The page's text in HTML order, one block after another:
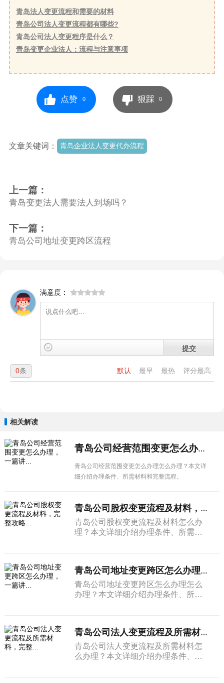
青岛法人变更流程和需要的材料
青岛公司法人变更流程都有哪些?
青岛公司法人变更程序是什么？
青岛变更企业法人：流程与注意事项
点赞 0 狠踩 0
文章关键词： 青岛企业法人变更代办流程
上一篇：
青岛变更法人需要法人到场吗？
下一篇：
青岛公司地址变更跨区流程
满意度：
提交
默认 最早 最热 评分最高
0条
相关解读
青岛公司经营范围变更怎么办理，一篇讲...
青岛公司经营范围变更怎么办理怎么办理？本文详
细介绍办理条件、所需材料和完整流程。
青岛公司股权变更流程及材料，完整攻略...
青岛公司股权变更流程及材料怎么办
理？本文详细介绍办理条件、所需材
青岛公司地址变更跨区怎么办理，一篇讲...
青岛公司地址变更跨区怎么办理怎么
办理？本文详细介绍办理条件、所需
青岛公司法人变更流程及所需材料，完整...
青岛公司法人变更流程及所需材料怎
么办理？本文详细介绍办理条件、所